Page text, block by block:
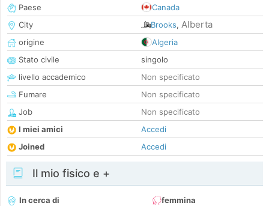
Paese
Canada
City
Brooks, Alberta
origine
Algeria
Stato civile
singolo
livello accademico
Non specificato
Fumare
Non specificato
Job
Non specificato
I miei amici
Accedi
Joined
Accedi
Il mio fisico e +
In cerca di
femmina